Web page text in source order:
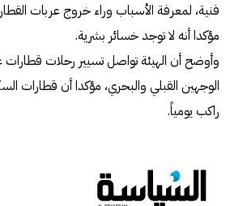
فنية، لمعرفة الأسباب وراء خروج عربات
مؤكدا أنه لا توجد خسائر بشرية.
الوجهين القبلي والبحري، مؤكدا أن قطارات
راكب يومياً.